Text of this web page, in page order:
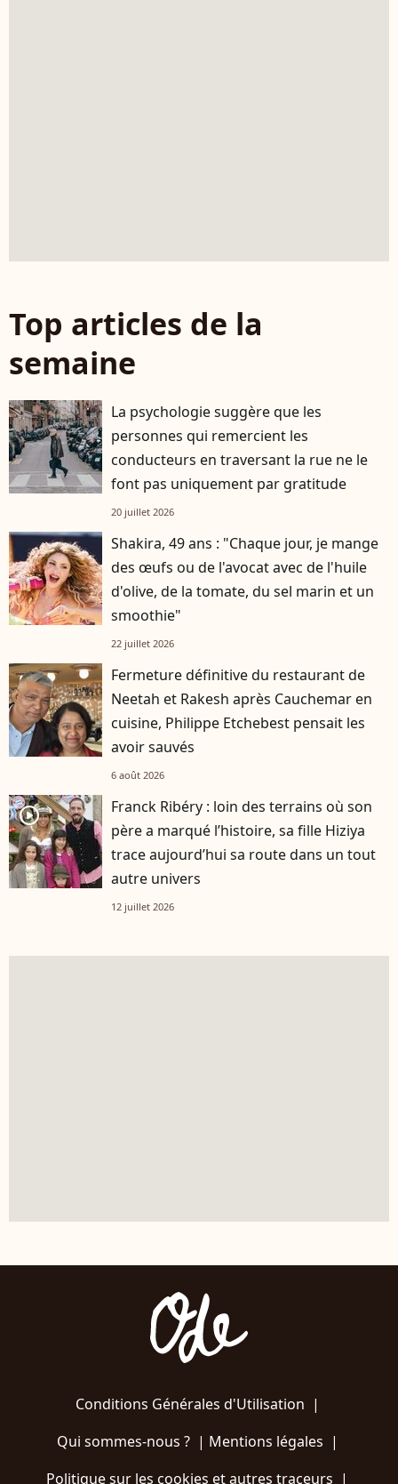
Top articles de la
semaine
La psychologie suggère que les
personnes qui remercient les
conducteurs en traversant la rue ne le
font pas uniquement par gratitude
20 juillet 2026
Shakira, 49 ans : "Chaque jour, je mange
des œufs ou de l'avocat avec de l'huile
d'olive, de la tomate, du sel marin et un
smoothie"
22 juillet 2026
Fermeture définitive du restaurant de
Neetah et Rakesh après Cauchemar en
cuisine, Philippe Etchebest pensait les
avoir sauvés
6 août 2026
player2
Franck Ribéry : loin des terrains où son
père a marqué l’histoire, sa fille Hiziya
trace aujourd’hui sa route dans un tout
autre univers
12 juillet 2026
Conditions Générales d'Utilisation |
Qui sommes-nous ?| Mentions légales |
Politique sur les cookies et autres traceurs |